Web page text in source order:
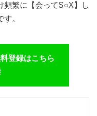
頻繁に【会ってS○X】し
。
登録はこちら